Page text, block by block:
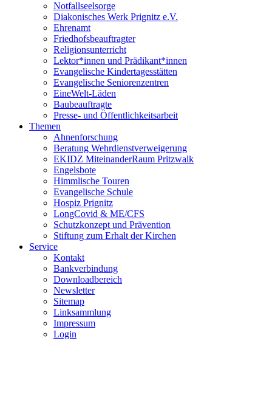
Notfallseelsorge
Diakonisches Werk Prignitz e.V.
Ehrenamt
Friedhofsbeauftragter
Religionsunterricht
Lektor*innen und Prädikant*innen
Evangelische Kindertagesstätten
Evangelische Seniorenzentren
EineWelt-Läden
Baubeauftragte
Presse- und Öffentlichkeitsarbeit
Themen
Ahnenforschung
Beratung Wehrdienstverweigerung
EKIDZ MiteinanderRaum Pritzwalk
Engelsbote
Himmlische Touren
Evangelische Schule
Hospiz Prignitz
LongCovid & ME/CFS
Schutzkonzept und Prävention
Stiftung zum Erhalt der Kirchen
Service
Kontakt
Bankverbindung
Downloadbereich
Newsletter
Sitemap
Linksammlung
Impressum
Login